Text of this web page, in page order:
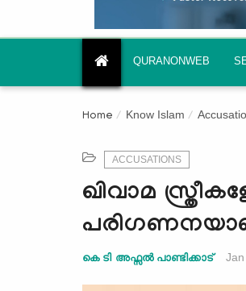
QURANONWEB
Home Know Islam
ACCUSATIONS
ഖിവാമ
കെ ടി അഫ്സൽ പാണ്ടിക്കാട്